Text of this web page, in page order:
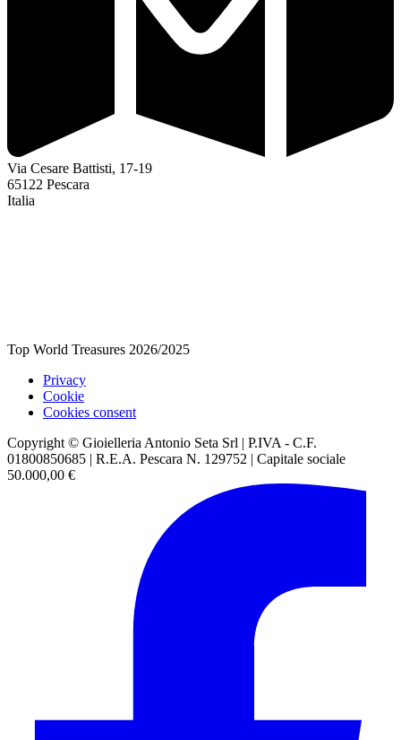
Via Cesare Battisti, 17-19
65122 Pescara
Italia
Top World Treasures 2026/2025
Privacy
Cookie
Cookies consent
Copyright © Gioielleria Antonio Seta Srl | P.IVA - C.F.
01800850685 | R.E.A. Pescara N. 129752 | Capitale sociale
50.000,00 €